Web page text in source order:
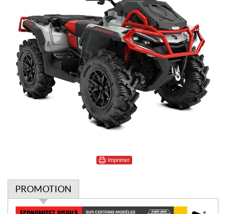
Imprimer
PROMOTION
P